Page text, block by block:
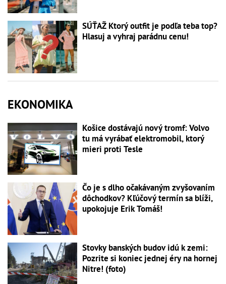
SÚŤAŽ Ktorý outfit je podľa teba top?
Hlasuj a vyhraj parádnu cenu!
EKONOMIKA
Košice dostávajú nový tromf: Volvo
tu má vyrábať elektromobil, ktorý
mieri proti Tesle
Čo je s dlho očakávaným zvyšovaním
dôchodkov? Kľúčový termín sa blíži,
upokojuje Erik Tomáš!
Stovky banských budov idú k zemi:
Pozrite si koniec jednej éry na hornej
Nitre! (foto)